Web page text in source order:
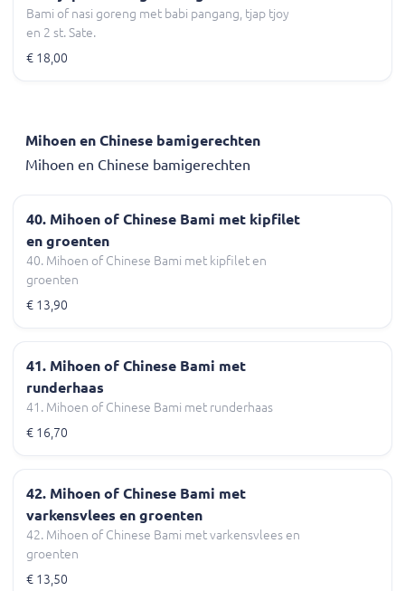
Bami of nasi goreng met babi pangang, tjap tjoy
en 2 st. Sate.
€ 18,00
Mihoen en Chinese bamigerechten
Mihoen en Chinese bamigerechten
40. Mihoen of Chinese Bami met kipfilet
en groenten
40. Mihoen of Chinese Bami met kipfilet en
groenten
€ 13,90
41. Mihoen of Chinese Bami met
runderhaas
41. Mihoen of Chinese Bami met runderhaas
€ 16,70
42. Mihoen of Chinese Bami met
varkensvlees en groenten
42. Mihoen of Chinese Bami met varkensvlees en
groenten
€ 13,50